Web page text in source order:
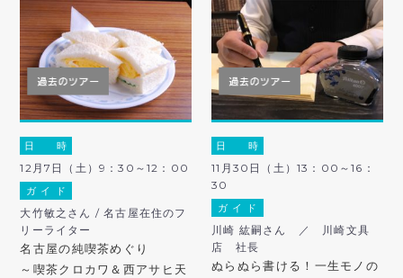
日 時
12月7日（土）9：30～12：00
ガ イ ド
大竹敏之さん / 名古屋在住のフ
リーライター
名古屋の純喫茶めぐり
～喫茶クロカワ＆西アサヒ天
日 時
11月30日（土）13：00～16：
30
ガ イ ド
川崎 紘嗣さん ／ 川崎文具
店 社長
ぬらぬら書ける！一生モノの